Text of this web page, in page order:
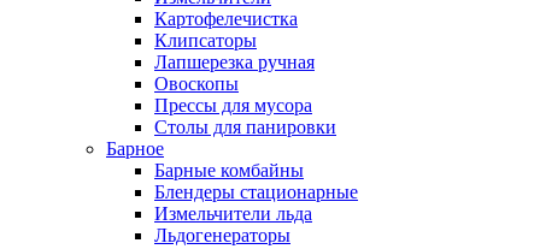
Картофелечистка
Клипсаторы
Лапшерезка ручная
Овоскопы
Прессы для мусора
Столы для панировки
Барное
Барные комбайны
Блендеры стационарные
Измельчители льда
Льдогенераторы